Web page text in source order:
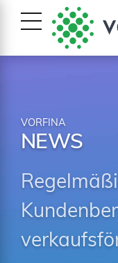
VORFINA
NEWS